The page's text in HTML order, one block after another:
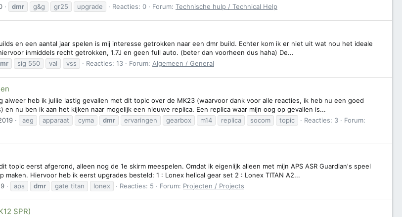
dmr g&g gr25 upgrade Reacties: 0 Forum: Technische hulp / Technical Help
en een aantal jaar spelen is mij interesse getrokken naar een dmr build. Echter kom ik er niet uit wat nou het ideale
inmiddels recht getrokken, 1.7J en geen full auto. (beter dan voorheen dus haha) De...
sig 550 val vss Reacties: 13 Forum: Algemeen / General
alweer heb ik jullie lastig gevallen met dit topic over de MK23 (waarvoor dank voor alle reacties, ik heb nu een goed
en nu ben ik aan het kijken naar mogelijk een nieuwe replica. Een replica waar mijn oog op gevallen is...
aeg apparaat cyma dmr ervaringen gearbox m14 replica socom topic Reacties: 3
Forum:
topic eerst afgerond, alleen nog de 1e skirm meespelen. Omdat ik eigenlijk alleen met mijn APS ASR Guardian's speel
maken. Hiervoor heb ik eerst upgrades besteld: 1 : Lonex helical gear set 2 : Lonex TITAN A2...
aps dmr gate titan lonex Reacties: 5 Forum: Projecten / Projects
SPR)